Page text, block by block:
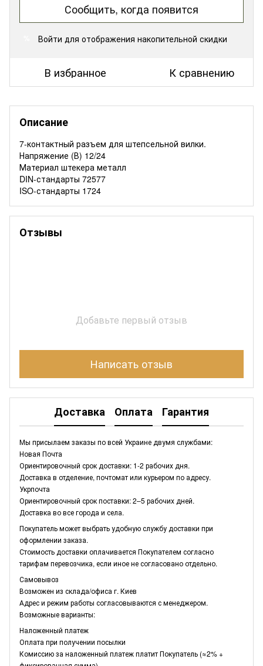
Сообщить, когда появится
Войти для отображения накопительной скидки
В избранное К сравнению
Описание
7-контактный разъем для штепсельной вилки.
Напряжение (В) 12/24
Материал штекера металл
DIN-стандарты 72577
ISO-стандарты 1724
Отзывы
Добавьте первый отзыв
Написать отзыв
Доставка Оплата Гарантия
Мы присылаем заказы по всей Украине двумя службами:
Новая Почта
Ориентировочный срок доставки: 1-2 рабочих дня.
Доставка в отделение, почтомат или курьером по адресу.
Укрпочта
Ориентировочный срок поставки: 2–5 рабочих дней.
Доставка во все города и села.
Покупатель может выбрать удобную службу доставки при
оформлении заказа.
Стоимость доставки оплачивается Покупателем согласно
тарифам перевозчика, если иное не согласовано отдельно.
Самовывоз
Возможен из склада/офиса г. Киев
Адрес и режим работы согласовываются с менеджером.
Возможные варианты:
Наложенный платеж
Оплата при получении посылки
Комиссию за наложенный платеж платит Покупатель (≈2% +